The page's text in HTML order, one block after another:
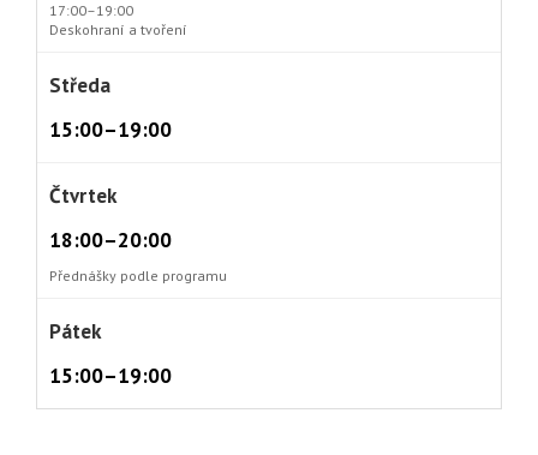
17:00–19:00
Deskohraní a tvoření
Středa
15:00–19:00
Čtvrtek
18:00–20:00
Přednášky podle programu
Pátek
15:00–19:00